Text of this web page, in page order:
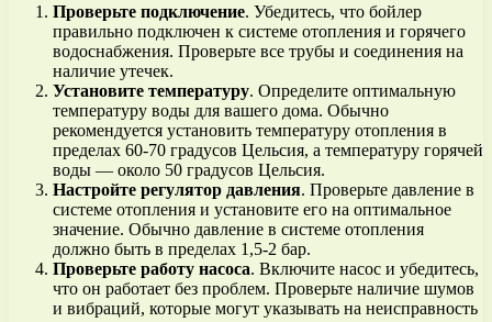
Проверьте подключение. Убедитесь, что бойлер
правильно подключен к системе отопления и горячего
водоснабжения. Проверьте все трубы и соединения на
наличие утечек.
Установите температуру. Определите оптимальную
температуру воды для вашего дома. Обычно
рекомендуется установить температуру отопления в
пределах 60-70 градусов Цельсия, а температуру горячей
воды — около 50 градусов Цельсия.
Настройте регулятор давления. Проверьте давление в
системе отопления и установите его на оптимальное
значение. Обычно давление в системе отопления
должно быть в пределах 1,5-2 бар.
Проверьте работу насоса. Включите насос и убедитесь,
что он работает без проблем. Проверьте наличие шумов
и вибраций, которые могут указывать на неисправность